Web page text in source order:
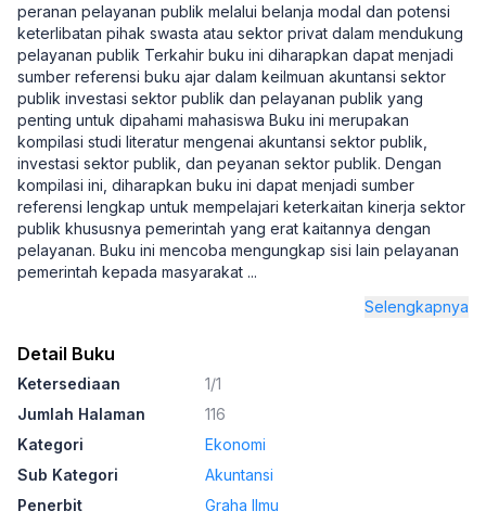
peranan pelayanan publik melalui belanja modal dan potensi
keterlibatan pihak swasta atau sektor privat dalam mendukung
pelayanan publik Terkahir buku ini diharapkan dapat menjadi
sumber referensi buku ajar dalam keilmuan akuntansi sektor
publik investasi sektor publik dan pelayanan publik yang
penting untuk dipahami mahasiswa Buku ini merupakan
kompilasi studi literatur mengenai akuntansi sektor publik,
investasi sektor publik, dan peyanan sektor publik. Dengan
kompilasi ini, diharapkan buku ini dapat menjadi sumber
referensi lengkap untuk mempelajari keterkaitan kinerja sektor
publik khususnya pemerintah yang erat kaitannya dengan
pelayanan. Buku ini mencoba mengungkap sisi lain pelayanan
pemerintah kepada masyarakat ...
Selengkapnya
Detail Buku
Ketersediaan
1/1
Jumlah Halaman
116
Kategori
Ekonomi
Sub Kategori
Akuntansi
Penerbit
Graha Ilmu